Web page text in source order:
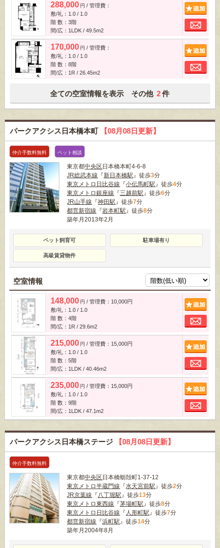
288,000 円 / 管理費：
敷/礼：1.0 / 1.0
階 数：3階
間/広：1LDK / 49.5m2
170,000 円 / 管理費：
敷/礼：1.0 / 1.0
階 数：8階
間/広：1R / 26.45m2
全ての空室情報を表示 その他 2 件
パークアクシス日本橋本町 【08月08日更新】
仲介手数料無料 ペット相談
東京都中央区 日本橋本町4-6-8
JR総武本線 『新日本橋駅』徒歩3分
東京メトロ日比谷線 『小伝馬町駅』徒歩4分
東京メトロ銀座線 『三越前駅』徒歩6分
JR山手線 『神田駅』徒歩7分
都営新宿線 『岩本町駅』徒歩8分
築年月2013年2月
ペット飼育可 駐車場有り
高級賃貸物件
空室情報
148,000 円 / 管理費：10,000円
敷/礼：1.0 / 1.0
階 数：4階
間/広：1R / 29.6m2
215,000 円 / 管理費：15,000円
敷/礼：1.0 / 1.0
階 数：5階
間/広：1LDK / 40.46m2
235,000 円 / 管理費：15,000円
敷/礼：1.0 / 1.0
階 数：9階
間/広：1LDK / 47.1m2
パークアクシス日本橋ステージ 【08月08日更新】
仲介手数料無料
東京都中央区 日本橋蛎殻町1-37-12
東京メトロ半蔵門線 『水天宮前駅』徒歩2分
JR京葉線 『八丁堀駅』徒歩13分
東京メトロ東西線 『茅場町駅』徒歩8分
東京メトロ日比谷線 『 人形町駅』徒歩7分
都営新宿線 『浜町駅』徒歩14分
築年月2004年8月